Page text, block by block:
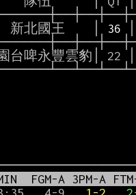
│    新北國王    │
36
│桃園台啤永豐雲豹│ 22 │
FGM-A 3PM-A